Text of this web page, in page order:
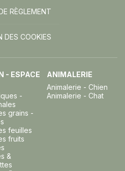
RÈGLEMENT
DES COOKIES
- ESPACE
-
grains -
feuilles
fruits
&
ANIMALERIE
Animalerie - Chien
Animalerie - Chat